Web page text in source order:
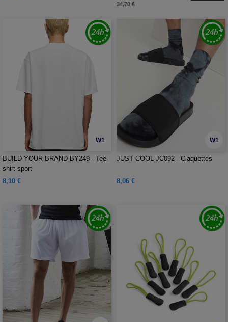
34,70 €
W1
BUILD YOUR BRAND BY249 - Tee-
shirt sport
8,10 €
W1
JUST COOL JC092 - Claquettes
8,06 €